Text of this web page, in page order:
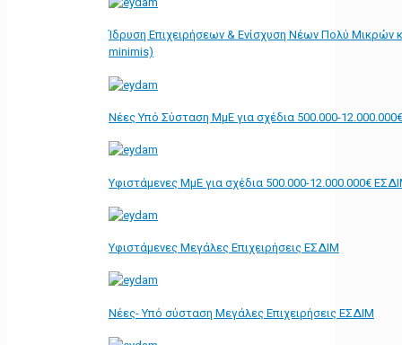
Ίδρυση Επιχειρήσεων & Ενίσχυση Νέων Πολύ Μικρών
minimis)
Νέες Υπό Σύσταση ΜμΕ για σχέδια 500.000-
Υφιστάμενες ΜμΕ για σχέδια 500.000-12.000.000€
Υφιστάμενες Μεγάλες Επιχειρήσεις ΕΣΔΙΜ
Νέες- Υπό σύσταση Μεγάλες Επιχειρήσεις ΕΣΔΙΜ